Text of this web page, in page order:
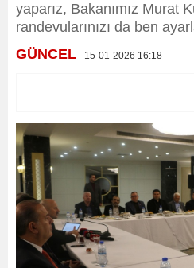
yaparız, Bakanımız Murat
randevularınızı da ben
GÜNCEL - 15-01-2026 16:18